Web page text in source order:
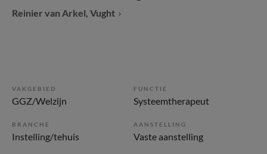
Reinier van Arkel, Vught
VAKGEBIED
GGZ/Welzijn
FUNCTIE
Systeemtherapeut
BRANCHE
Instelling/tehuis
AANSTELLING
Vaste aanstelling